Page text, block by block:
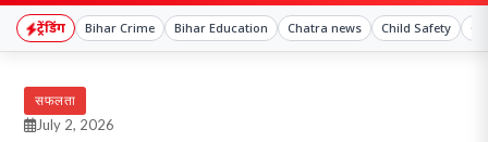
ट्रेंडिंग Bihar Crime Bihar Education Chatra news Child Safety
सफलता
July 2, 2026